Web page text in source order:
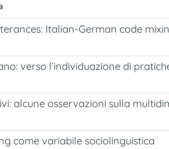
Italian-German code
verso l’individuazione di
alcune osservazioni sulla
come variabile sociolinguistica